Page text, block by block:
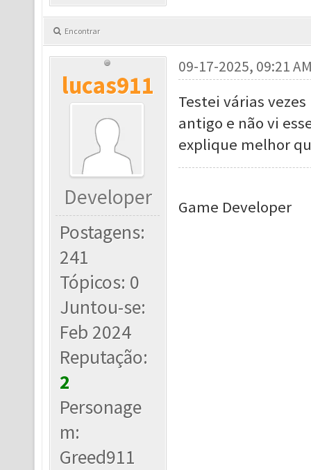
Encontrar
lucas911
Developer
Postagens:
241
Tópicos: 0
Juntou-se:
Feb 2024
Reputação:
2
Personage
m:
Greed911
09-17-2025, 09:21
Testei várias
antigo e não vi
explique melhor
Game Developer